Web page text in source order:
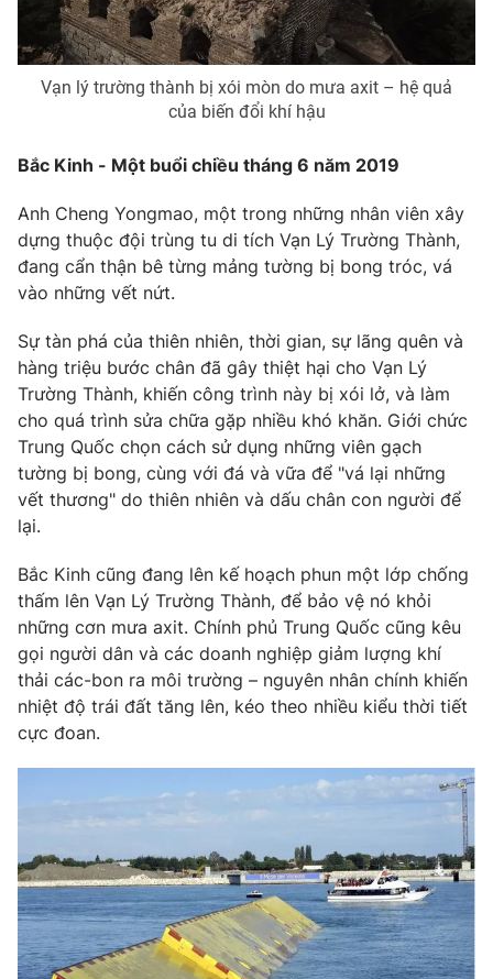
Vạn lý trường thành bị xói mòn do mưa axit – hệ quả
của biến đổi khí hậu
Bắc Kinh - Một buổi chiều tháng 6 năm 2019
Anh Cheng Yongmao, một trong những nhân viên xây
dựng thuộc đội trùng tu di tích Vạn Lý Trường Thành,
đang cẩn thận bê từng mảng tường bị bong tróc, vá
vào những vết nứt.
Sự tàn phá của thiên nhiên, thời gian, sự lãng quên và
hàng triệu bước chân đã gây thiệt hại cho Vạn Lý
Trường Thành, khiến công trình này bị xói lở, và làm
cho quá trình sửa chữa gặp nhiều khó khăn. Giới chức
Trung Quốc chọn cách sử dụng những viên gạch
tường bị bong, cùng với đá và vữa để "vá lại những
vết thương" do thiên nhiên và dấu chân con người để
lại.
Bắc Kinh cũng đang lên kế hoạch phun một lớp chống
thấm lên Vạn Lý Trường Thành, để bảo vệ nó khỏi
những cơn mưa axit. Chính phủ Trung Quốc cũng kêu
gọi người dân và các doanh nghiệp giảm lượng khí
thải các-bon ra môi trường – nguyên nhân chính khiến
nhiệt độ trái đất tăng lên, kéo theo nhiều kiểu thời tiết
cực đoan.